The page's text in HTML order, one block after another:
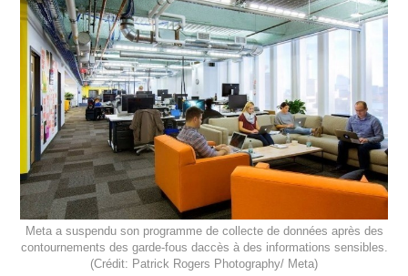
Meta a suspendu son programme de collecte de données après des
contournements des garde-fous daccès à des informations sensibles.
(Crédit: Patrick Rogers Photography/ Meta)